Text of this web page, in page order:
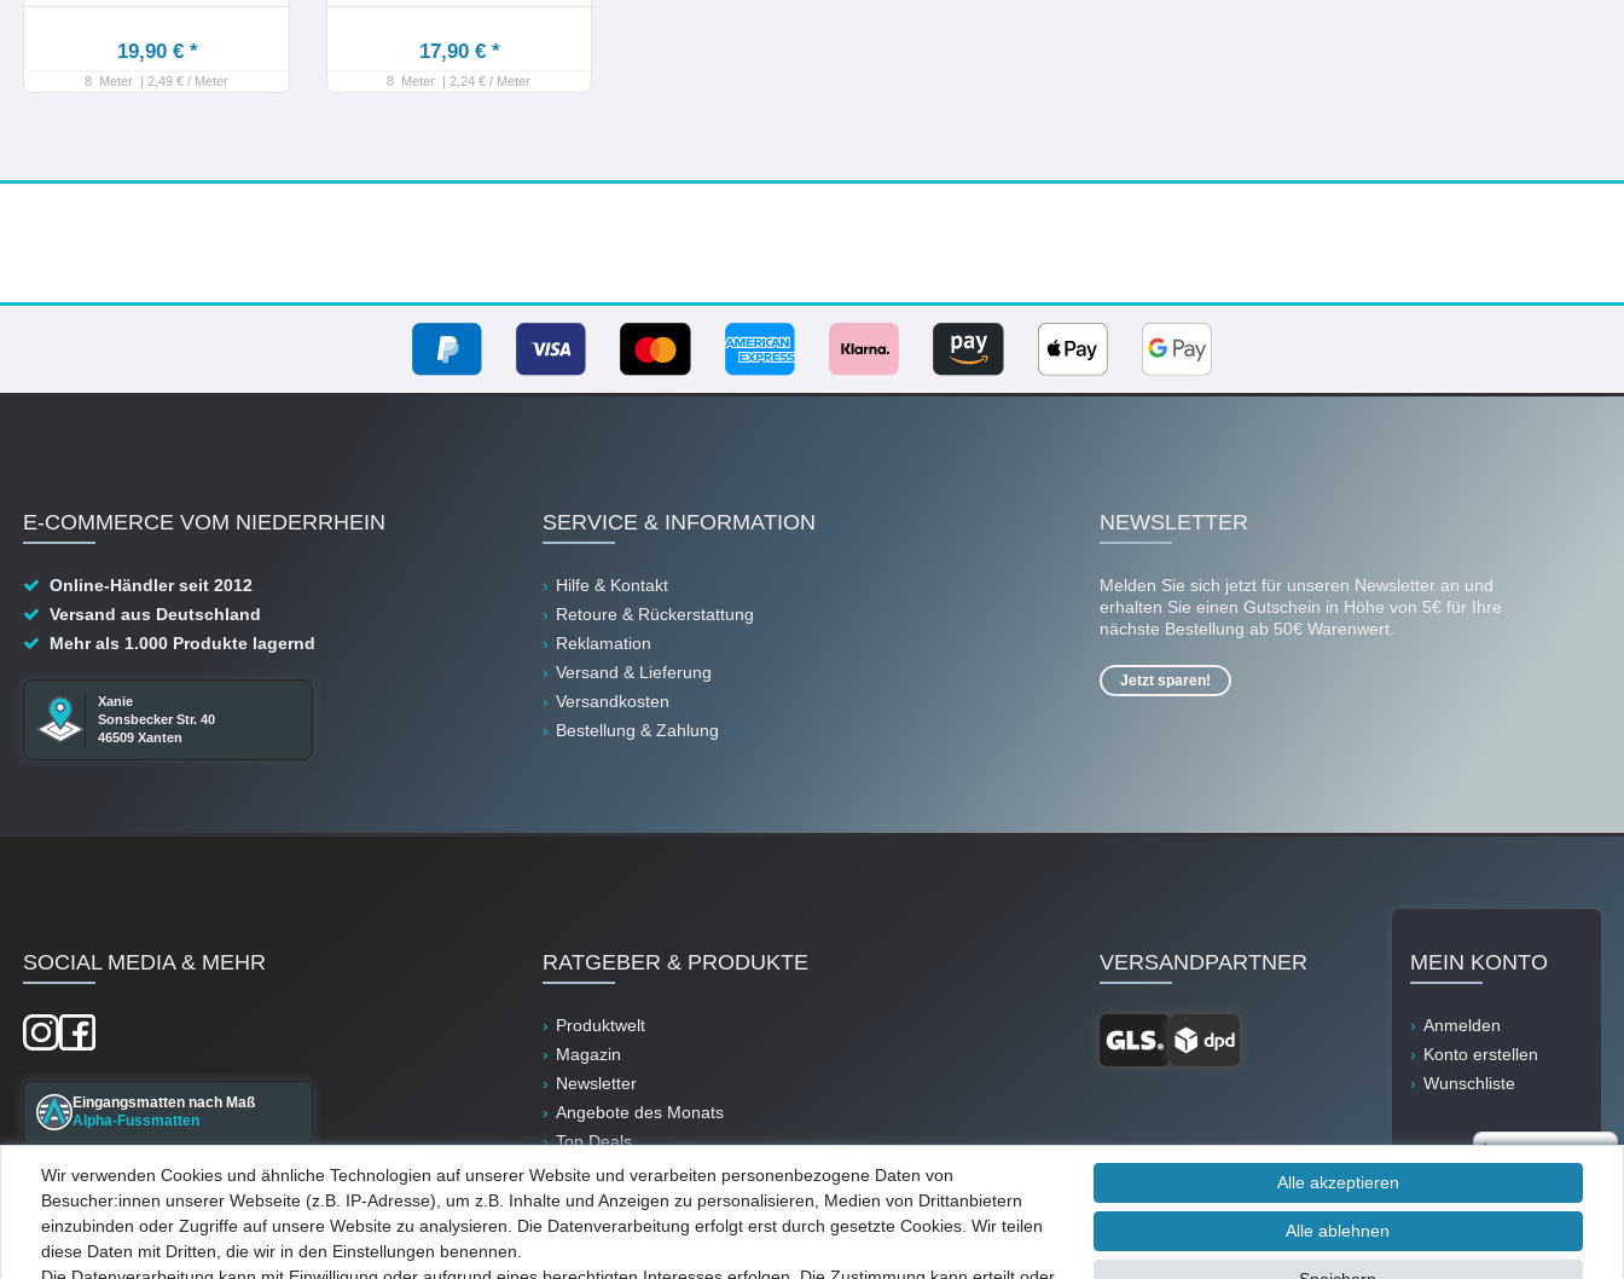
19,90 € *
8 Meter | 2,49 € / Meter
17,90 € *
8 Meter | 2,24 € / Meter
E-COMMERCE VOM NIEDERRHEIN
Online-Händler seit 2012
Versand aus Deutschland
Mehr als 1.000 Produkte lagernd
Xanie
Sonsbecker Str. 40
46509 Xanten
SERVICE & INFORMATION
Hilfe & Kontakt
Retoure & Rückerstattung
Reklamation
Versand & Lieferung
Versandkosten
Bestellung & Zahlung
NEWSLETTER
Melden Sie sich jetzt für unseren Newsletter an und
erhalten Sie einen Gutschein in Höhe von 5€ für Ihre
nächste Bestellung ab 50€ Warenwert.
Jetzt sparen!
SOCIAL MEDIA & MEHR
Eingangsmatten nach Maß
Alpha-Fussmatten
Maßgefertigte Kellerfenster
Alpha-Kellerfenster
RATGEBER & PRODUKTE
Produktwelt
Magazin
Newsletter
Angebote des Monats
Top Deals
B-Ware
VERSANDPARTNER MEIN KONTO
Anmelden
Konto erstellen
Wunschliste
Wir verwenden Cookies und ähnliche Technologien auf unserer Website und verarbeiten personenbezogene Daten von
Besucher:innen unserer Webseite (z.B. IP-Adresse), um z.B. Inhalte und Anzeigen zu personalisieren, Medien von Drittanbietern
einzubinden oder Zugriffe auf unsere Website zu analysieren. Die Datenverarbeitung erfolgt erst durch gesetzte Cookies. Wir teilen
diese Daten mit Dritten, die wir in den Einstellungen benennen.
Alle akzeptieren
Alle ablehnen
Durch IT-Recht